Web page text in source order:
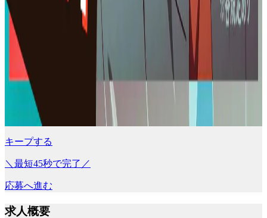
キープする
＼最短45秒で完了／
応募へ進む
求人概要